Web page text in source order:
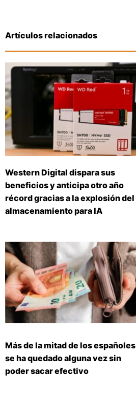
Artículos relacionados
Western Digital dispara sus
beneficios y anticipa otro año
récord gracias a la explosión del
almacenamiento para IA
Más de la mitad de los españoles
se ha quedado alguna vez sin
poder sacar efectivo